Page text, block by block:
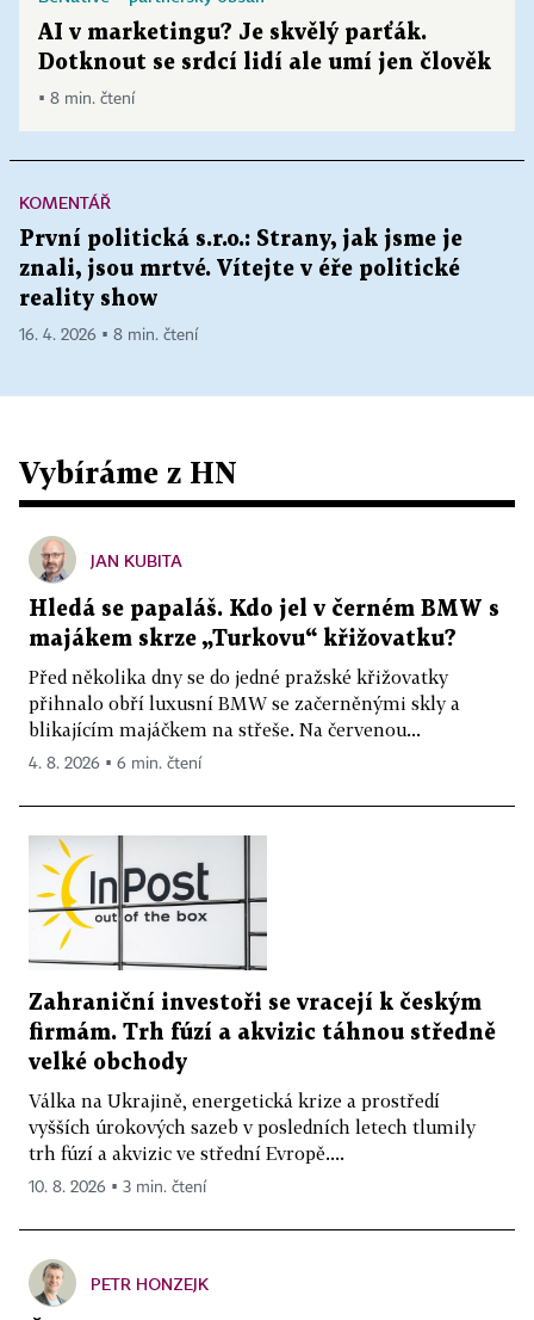
AI v marketingu? Je skvělý parťák.
Dotknout se srdcí lidí ale umí jen člověk
▪ 8 min. čtení
KOMENTÁŘ
První politická s.r.o.: Strany, jak jsme je
znali, jsou mrtvé. Vítejte v éře politické
reality show
16. 4. 2026 ▪ 8 min. čtení
Vybíráme z HN
JAN KUBITA
Hledá se papaláš. Kdo jel v černém BMW s
majákem skrze „Turkovu“ křižovatku?
Před několika dny se do jedné pražské křižovatky
přihnalo obří luxusní BMW se začerněnými skly a
blikajícím majáčkem na střeše. Na červenou...
4. 8. 2026 ▪ 6 min. čtení
Zahraniční investoři se vracejí k českým
firmám. Trh fúzí a akvizic táhnou středně
velké obchody
Válka na Ukrajině, energetická krize a prostředí
vyšších úrokových sazeb v posledních letech tlumily
trh fúzí a akvizic ve střední Evropě....
10. 8. 2026 ▪ 3 min. čtení
PETR HONZEJK